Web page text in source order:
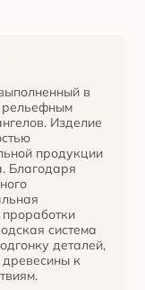
в
рельефным
Изделие
продукции
Благодаря
система
деталей,
древесины к